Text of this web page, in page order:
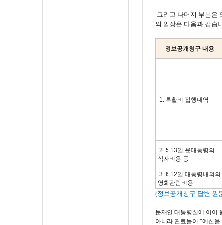
그리고 나머지 부분은
의 입장은 다음과 같습
정보공개청구 내용
1. 특활비 집행내역
2. 5.13일 윤대통령의
식사비용 등
3. 6.12일 대통령내외의
영화관람비용
(정보공개청구 답변 원
문재인 대통령실에 이어
아니라 관료들이 "예산